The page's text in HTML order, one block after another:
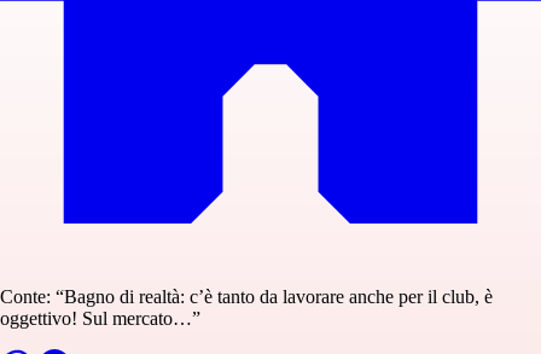
Conte: “Bagno di realtà: c’è tanto da lavorare anche per il club, è
oggettivo! Sul mercato…”